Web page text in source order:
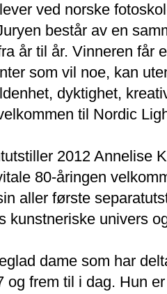
ved norske
består av en
år til år. Vinneren får
som vil noe, kan
dyktighet,
til Nordic
2012 Annelise
80-åringen
aller første
kunstneriske univers
dame som har
og frem til i dag. Hun